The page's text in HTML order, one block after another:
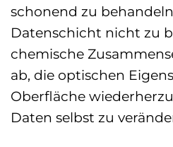
schonend zu
Datenschicht nicht zu
chemische
ab, die optischen
Oberfläche
Daten selbst zu